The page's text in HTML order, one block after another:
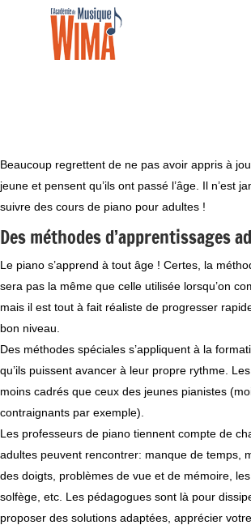
Beaucoup regrettent de ne pas avoir appris à
jeune et pensent qu’ils ont passé l’âge. Il n’est
suivre des cours de piano pour adultes !
Des méthodes d’apprentissages
Le piano s’apprend à tout âge ! Certes, la
sera pas la même que celle utilisée lorsqu’on
mais il est tout à fait réaliste de progresser
bon niveau.
Des méthodes spéciales s’appliquent à la
qu’ils puissent avancer à leur propre rythme.
moins cadrés que ceux des jeunes pianistes
contraignants par exemple).
Les professeurs de piano tiennent compte de
adultes peuvent rencontrer: manque de temps,
des doigts, problèmes de vue et de mémoire,
solfège, etc. Les pédagogues sont là pour
proposer des solutions adaptées, apprécier